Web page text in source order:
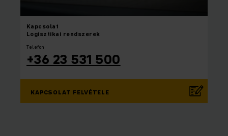
Kapcsolat
Logisztikai rendszerek
Telefon
+36 23 531 500
KAPCSOLAT FELVÉTELE